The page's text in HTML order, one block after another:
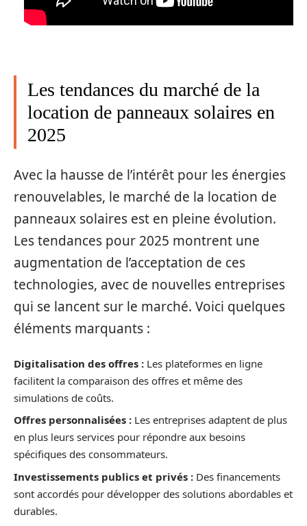
Les tendances du marché de la
location de panneaux solaires en
2025
Avec la hausse de l’intérêt pour les énergies
renouvelables, le marché de la location de
panneaux solaires est en pleine évolution.
Les tendances pour 2025 montrent une
augmentation de l’acceptation de ces
technologies, avec de nouvelles entreprises
qui se lancent sur le marché. Voici quelques
éléments marquants :
Digitalisation des offres : Les plateformes en ligne
facilitent la comparaison des offres et même des
simulations de coûts.
Offres personnalisées : Les entreprises adaptent de plus
en plus leurs services pour répondre aux besoins
spécifiques des consommateurs.
Investissements publics et privés : Des financements
sont accordés pour développer des solutions abordables et
durables.